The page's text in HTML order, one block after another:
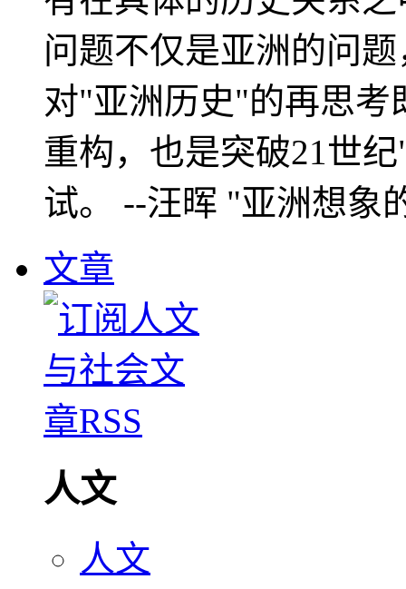
问题不仅是亚洲的问
对"亚洲历史"的再思考
重构，也是突破21世
试。 --汪晖 "亚洲想象
文章
人文
人文